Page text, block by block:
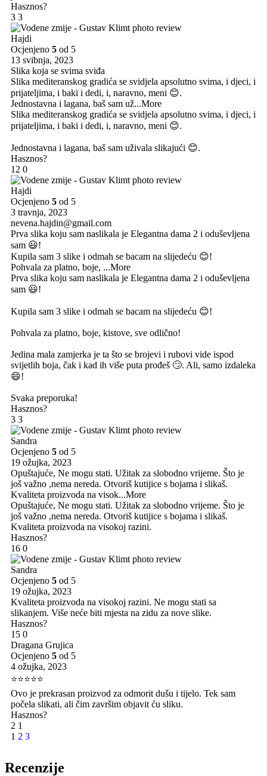
Hasznos?
3 3
Hajdi
Ocjenjeno 5 od 5
13 svibnja, 2023
Slika koja se svima sviđa
Slika mediteranskog gradića se svidjela apsolutno svima, i djeci, i
prijateljima, i baki i dedi, i, naravno, meni 😊.
Jednostavna i lagana, baš sam už...More
Slika mediteranskog gradića se svidjela apsolutno svima, i djeci, i
prijateljima, i baki i dedi, i, naravno, meni 😊.
Jednostavna i lagana, baš sam uživala slikajući 😊.
Hasznos?
12 0
Hajdi
Ocjenjeno 5 od 5
3 travnja, 2023
nevena.hajdin@gmail.com
Prva slika koju sam naslikala je Elegantna dama 2 i oduševljena
sam 😃!
Kupila sam 3 slike i odmah se bacam na slijedeću 😊!
Pohvala za platno, boje, ...More
Prva slika koju sam naslikala je Elegantna dama 2 i oduševljena
sam 😃!
Kupila sam 3 slike i odmah se bacam na slijedeću 😊!
Pohvala za platno, boje, kistove, sve odlično!
Jedina mala zamjerka je ta što se brojevi i rubovi vide ispod
svijetlih boja, čak i kad ih više puta prođeš 🙄. Ali, samo izdaleka
😄!
Svaka preporuka!
Hasznos?
3 3
Sandra
Ocjenjeno 5 od 5
19 ožujka, 2023
Opuštajuće, Ne mogu stati. Užitak za slobodno vrijeme. Što je
još važno ,nema nereda. Otvoriš kutijice s bojama i slikaš.
Kvaliteta proizvoda na visok...More
Opuštajuće, Ne mogu stati. Užitak za slobodno vrijeme. Što je
još važno ,nema nereda. Otvoriš kutijice s bojama i slikaš.
Kvaliteta proizvoda na visokoj razini.
Hasznos?
16 0
Sandra
Ocjenjeno 5 od 5
19 ožujka, 2023
Kvaliteta proizvoda na visokoj razini. Ne mogu stati sa
slikanjem. Više neće biti mjesta na zidu za nove slike.
Hasznos?
15 0
Dragana Grujica
Ocjenjeno 5 od 5
4 ožujka, 2023
⭐⭐⭐⭐⭐
Ovo je prekrasan proizvod za odmorit dušu i tijelo. Tek sam
počela slikati, ali čim završim objavit ću sliku.
Hasznos?
2 1
1 2 3
Recenzije